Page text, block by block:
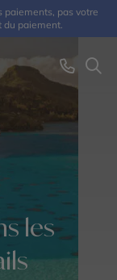
paiements, pas votre
du paiement.
les